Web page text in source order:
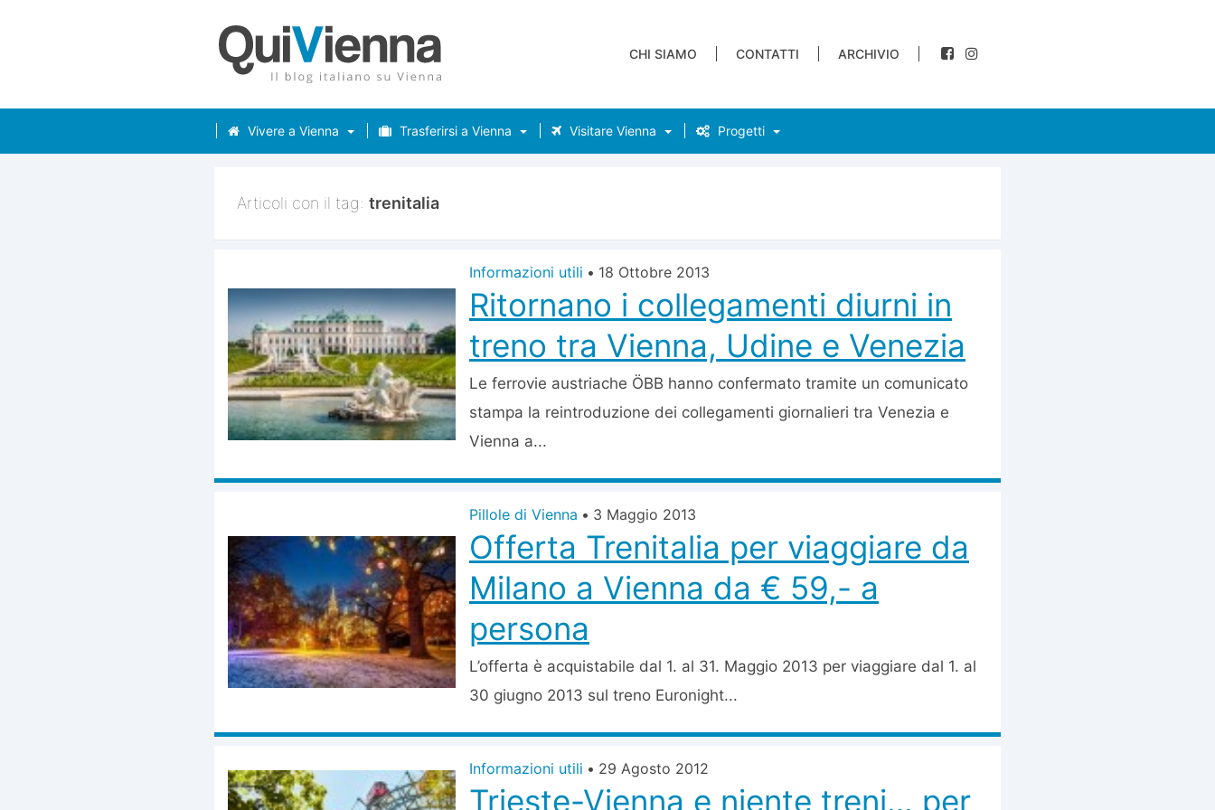
CHI SIAMO CONTATTI ARCHIVIO
Vivere a Vienna Trasferirsi a Vienna Visitare Vienna Progetti
Articoli con il tag: trenitalia
Informazioni utili • 18 Ottobre 2013
Ritornano i collegamenti diurni in
treno tra Vienna, Udine e Venezia
Le ferrovie austriache ÖBB hanno confermato tramite un comunicato
stampa la reintroduzione dei collegamenti giornalieri tra Venezia e
Vienna a...
Pillole di Vienna • 3 Maggio 2013
Offerta Trenitalia per viaggiare da
Milano a Vienna da € 59,- a
persona
L’offerta è acquistabile dal 1. al 31. Maggio 2013 per viaggiare dal 1. al
30 giugno 2013 sul treno Euronight...
Informazioni utili • 29 Agosto 2012
Trieste-Vienna e niente treni… per